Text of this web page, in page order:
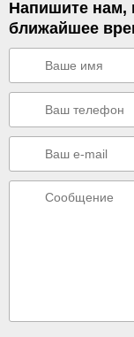
Напишите нам,
ближайшее